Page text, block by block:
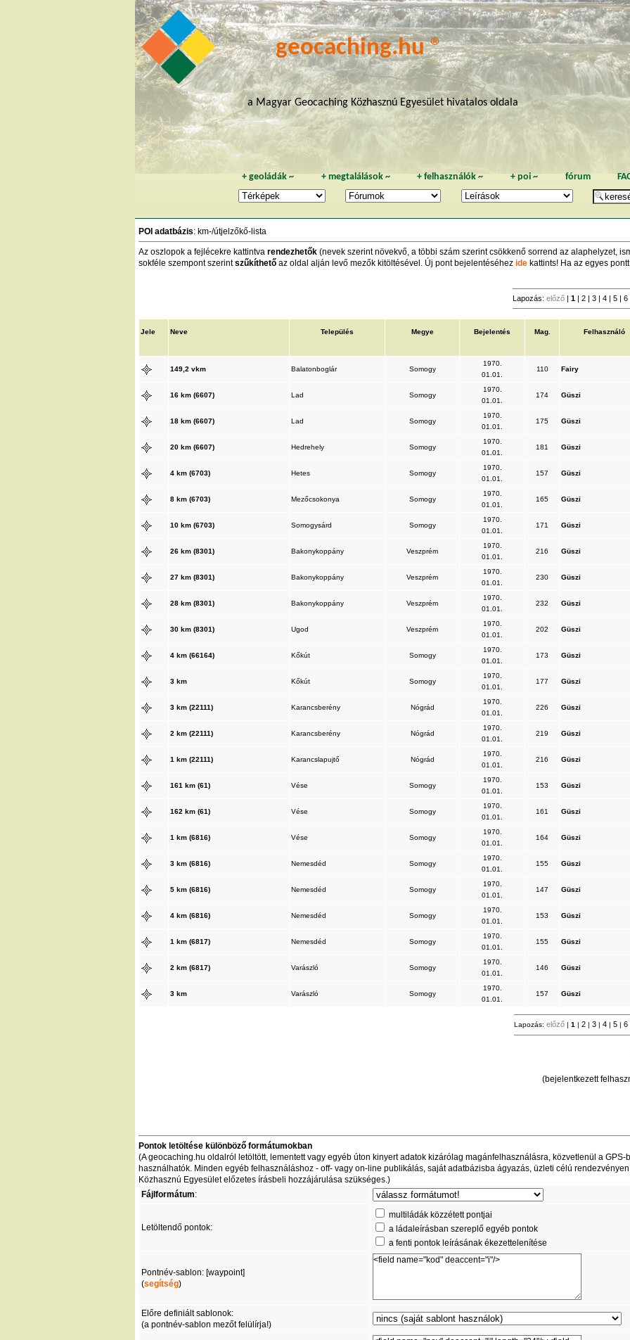
geocaching.hu ®
a Magyar Geocaching Közhasznú Egyesület hivatalos oldala
+geoládák ~ + megtalálások~ +felhasználók ~ + poi~ fórum
POI adatbázis: km-/útjelzőkő-lista
Az oszlopok a fejlécekre kattintva rendezhetők (nevek szerint növekvő, a többi szám szerint csökkenő sorrend az alaphelyzet,
sokféle szempont szerintszűkíthető az oldal alján levő mezők kitöltésével. Új pont bejelentéséhez ide kattints! Ha az egyes
Lapozás: előző 1 2 3 4 5 6
Jele Neve Település Megye Bejelentés Mag. Felhasználó
149,2 vkm Balatonboglár Somogy
1970.
01.01.
110 Fairy
16 km (6607) Lad Somogy
1970.
01.01.
174 Güszi
18 km (6607) Lad Somogy
1970.
01.01.
175 Güszi
20 km (6607) Hedrehely Somogy
1970.
01.01.
181 Güszi
4 km (6703) Hetes Somogy
1970.
01.01.
157 Güszi
8 km (6703) Mezőcsokonya Somogy
1970.
01.01.
165 Güszi
10 km (6703) Somogysárd Somogy
1970.
01.01.
171 Güszi
26 km (8301) Bakonykoppány Veszprém
1970.
01.01.
216 Güszi
27 km (8301) Bakonykoppány Veszprém
1970.
01.01.
230 Güszi
28 km (8301) Bakonykoppány Veszprém
1970.
01.01.
232 Güszi
30 km (8301) Ugod Veszprém
1970.
01.01.
202 Güszi
4 km (66164) Kőkút Somogy
1970.
01.01.
173 Güszi
3 km Kőkút Somogy
1970.
01.01.
177 Güszi
3 km (22111) Karancsberény Nógrád
1970.
01.01.
226 Güszi
2 km (22111) Karancsberény Nógrád
1970.
01.01.
219 Güszi
1 km (22111) Karancslapujtő Nógrád
1970.
01.01.
216 Güszi
161 km (61) Vése Somogy
1970.
01.01.
153 Güszi
162 km (61) Vése Somogy
1970.
01.01.
161 Güszi
1 km (6816) Vése Somogy
1970.
01.01.
164 Güszi
3 km (6816) Nemesdéd Somogy
1970.
01.01.
155 Güszi
5 km (6816) Nemesdéd Somogy
1970.
01.01.
147 Güszi
4 km (6816) Nemesdéd Somogy
1970.
01.01.
153 Güszi
1 km (6817) Nemesdéd Somogy
1970.
01.01.
155 Güszi
2 km (6817) Varászló Somogy
1970.
01.01.
146 Güszi
3 km Varászló Somogy
1970.
01.01.
157 Güszi
Lapozás: előző 1 2 3 4 5 6
(bejelentkezett
Pontok letöltése különböző formátumokban
(A geocaching.hu oldalról letöltött, lementett vagy egyéb úton kinyert adatok kizárólag magánfelhasználásra, közvetlenül a
használhatók. Minden egyéb felhasználáshoz - off- vagy on-line publikálás, saját adatbázisba ágyazás, üzleti célú
Közhasznú Egyesület előzetes írásbeli hozzájárulása szükséges.)
Fájlformátum:
Letöltendő pontok:
multiládák közzétett pontjai
a ládaleírásban szereplő egyéb pontok
a fenti pontok leírásának ékezettelenítése
Pontnév-sablon: [waypoint]
(segítség)
Előre definiált sablonok:
(a pontnév-sablon mezőt felülírja!)